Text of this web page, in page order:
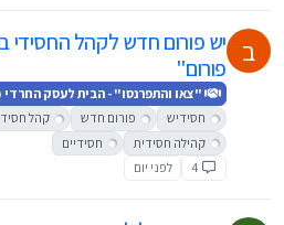
ב
יש פורום חדש לקהל
פורום"
"צאו והתפרנסו" - הבית לעסק
חסידיש
פורום חדש קהל
קהילה חסידית
חסידיים
4
לפני יום